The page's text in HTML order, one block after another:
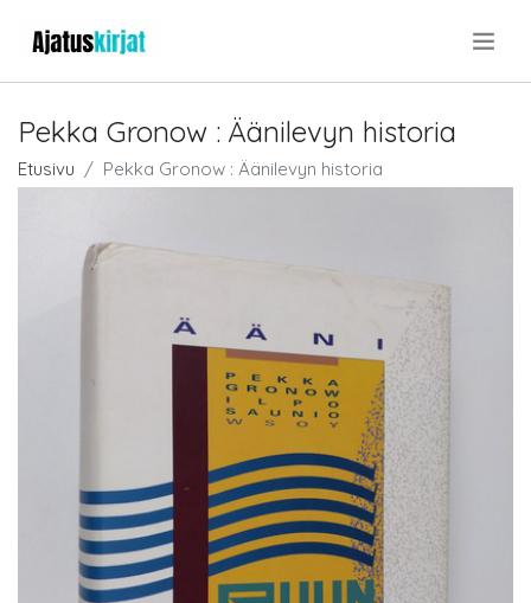
Pekka Gronow : Äänilevyn historia
Etusivu Pekka Gronow : Äänilevyn historia